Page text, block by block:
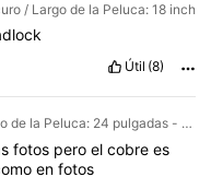
/ Largo de la Peluca: 18 inch
Útil (8)
Color: Burdeos / Largo de la Peluca: 24 pulgadas - paquete de 3
fotos pero el cobre es
enfotos